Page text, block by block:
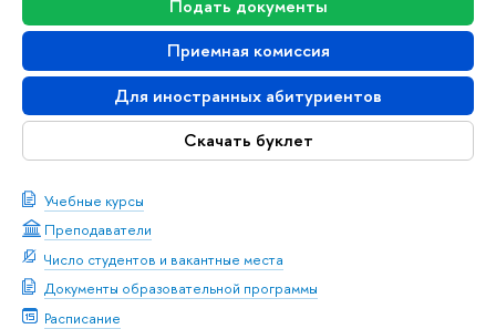
Подать документы
Приемная комиссия
Для иностранных абитуриентов
Скачать буклет
Учебные курсы
Преподаватели
Число студентов и вакантные места
Документы образовательной программы
Расписание